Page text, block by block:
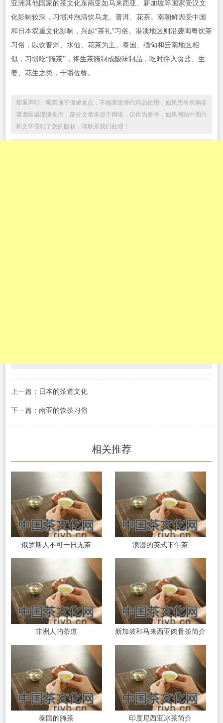
亚洲其他国家的茶文化东南亚如马来西亚、新加坡等国家受汉文
化影响较深，习惯冲泡清饮乌龙、普洱、花茶。南朝鲜因受中国
和日本双重文化影响，兴起“茶礼”习俗。港澳地区则沿袭闽粤饮茶
习俗，以饮普洱、水仙、花茶为主。泰国、缅甸和云南地区相
似，习惯吃“腌茶”，将生茶腌制成酸味制品，吃时拌入食盐、生
姜、花生之类，干嚼佐餐。
郑重声明：喝茶属于保健食品，不能直接替代药品使用，如果患有疾病者
请遵医嘱谨慎食用，部分文章来源于网络，仅作为参考，如果网站中图片
和文字侵犯了您的版权，请联系我们处理！
上一篇： 日本的茶道文化
下一篇： 南亚的饮茶习俗
相关推荐
俄罗斯人不可一日无茶 浪漫的英式下午茶
非洲人的茶道 新加坡和马来西亚肉骨茶简介
泰国的腌茶 印度尼西亚冰茶简介